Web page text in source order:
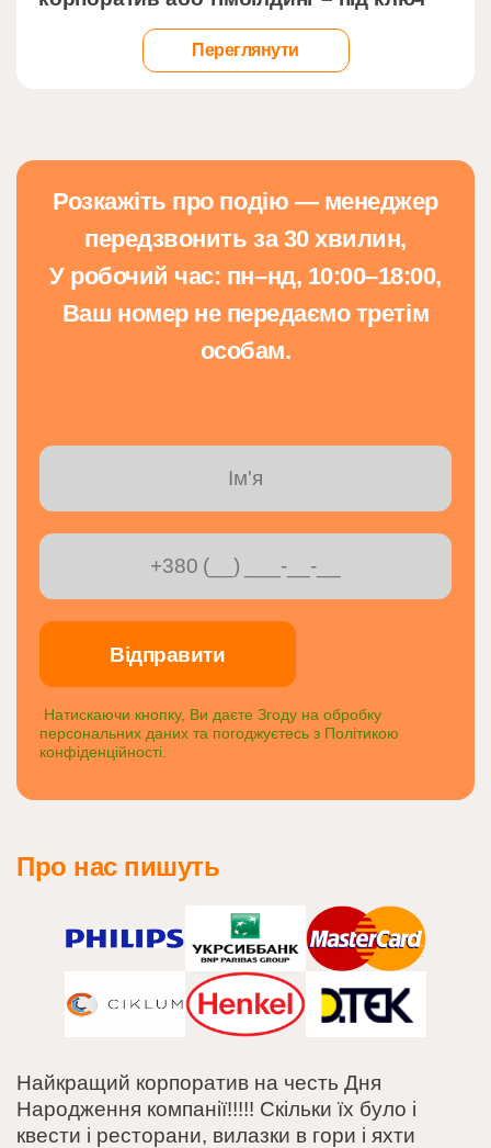
Переглянути
Розкажіть про подію — менеджер
передзвонить за 30 хвилин,
У робочий час: пн–нд, 10:00–18:00,
Ваш номер не передаємо третім
особам.
Натискаючи кнопку, Ви даєте Згоду на обробку
персональних даних та погоджуєтесь з Політикою
конфіденційності.
Про нас пишуть
Найкращий корпоратив на честь Дня
Народження компанії!!!!! Скільки їх було і
квести і ресторани, вилазки в гори і яхти